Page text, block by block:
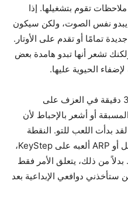
تقوم بتشغيلها. إذا
نفس الصوت، ولكن سيكون
تمامًا أو تقدم على الأوتار.
تشعر أنها تبدو هامدة بعض
الحيوية عليها.
الآن، عندما أشعر بالتعثر، لا أضيع 30 دقيقة في العزف على
أو أشعر بالإحباط لأن
بدأت اللعب للتو. النقطة
ليست بالضرورة استخدام أي تسلسل أو ARP ألعبه على KeyStep،
من ذلك، يتعلق الأمر فقط
دوافعي الإبداعية بعد